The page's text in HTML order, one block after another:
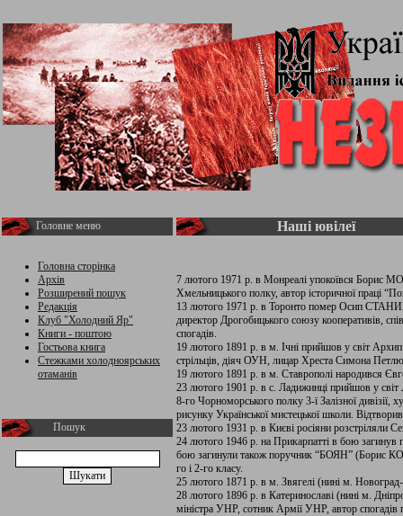
Головне меню
Головна сторінка
Архів
Розширений пошук
Редакція
Клуб "Холодний Яр"
Книги - поштою
Гостьова книга
Стежками холодноярських
отаманів
Пошук
Наші ювілеї
7 лютого 1971 р. в Монреалі упокоївся Борис
Хмельницького полку, автор історичної праці
13 лютого 1971 р. в Торонто помер Осип
директор Дрогобицького союзу кооперативів,
спогадів.
19 лютого 1891 р. в м. Ічні прийшов у світ
стрільців, діяч ОУН, лицар Хреста Симона
19 лютого 1891 р. в м. Ставрополі народився
23 лютого 1901 р. в с. Ладижинці прийшов у
8-го Чорноморського полку 3-ї Залізної дивізії,
рисунку Української мистецької школи.
23 лютого 1931 р. в Києві росіяни
24 лютого 1946 р. на Прикарпатті в бою
бою загинули також поручник “БОЯН” (Борис
го і 2-го класу.
25 лютого 1871 р. в м. Звягелі (нині м.
28 лютого 1896 р. в Катеринославі (нині м.
міністра УНР, сотник Армії УНР, автор спогадів